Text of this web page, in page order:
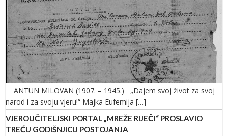
ANTUN MILOVAN (1907. – 1945.) „Dajem svoj život za svoj
narod i za svoju vjeru!“ Majka Eufemija […]
VJEROUČITELJSKI PORTAL „MREŽE RIJEČI“ PROSLAVIO
TREĆU GODIŠNJICU POSTOJANJA